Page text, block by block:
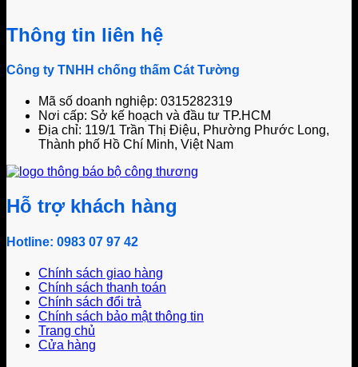
Thông tin liên hệ
Công ty TNHH chống thấm Cát Tường
Mã số doanh nghiệp: 0315282319
Nơi cấp: Sở kế hoạch và đầu tư TP.HCM
Địa chỉ: 119/1 Trần Thị Điệu, Phường Phước Long,
Thành phố Hồ Chí Minh, Việt Nam
Hỗ trợ khách hàng
Hotline: 0983 07 97 42
Chính sách giao hàng
Chính sách thanh toán
Chính sách đổi trả
Chính sách bảo mật thông tin
Trang chủ
Cửa hàng